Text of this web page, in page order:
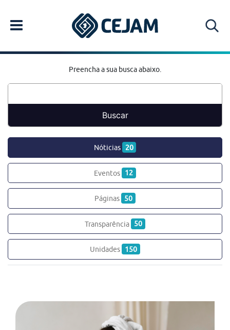
Preencha a sua busca abaixo.
Nóticias 20
Eventos 12
Páginas 50
Transparência 50
Unidades 150